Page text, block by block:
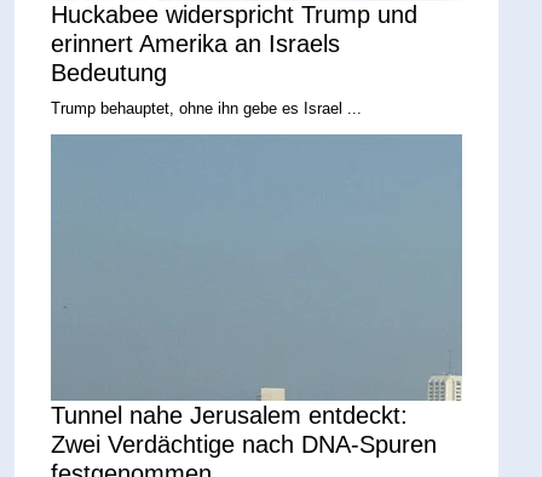
Huckabee widerspricht Trump und
erinnert Amerika an Israels
Bedeutung
Trump behauptet, ohne ihn gebe es Israel ...
Tunnel nahe Jerusalem entdeckt:
Zwei Verdächtige nach DNA-Spuren